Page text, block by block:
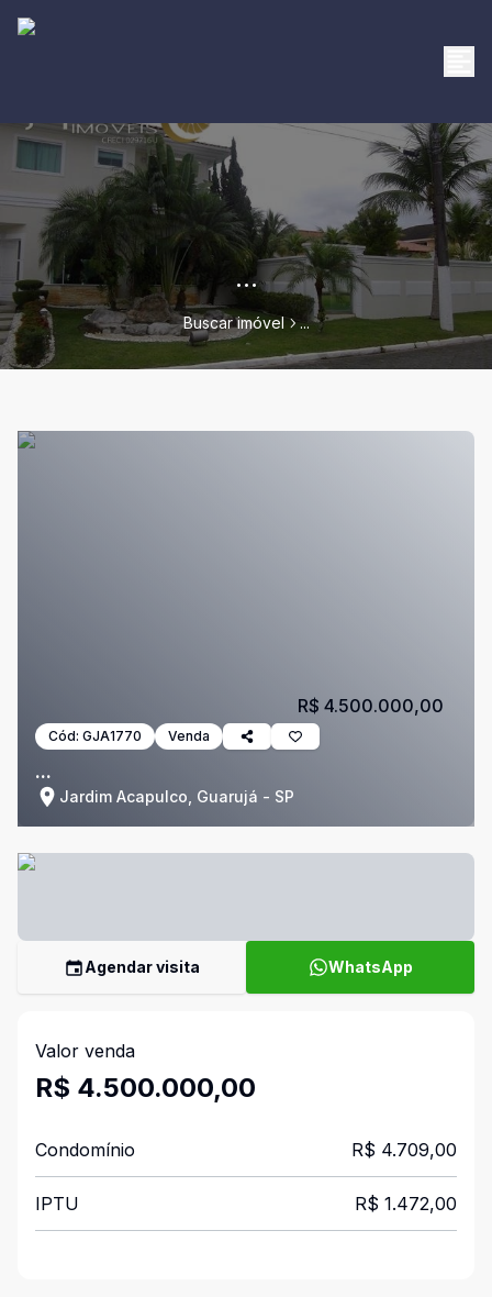
...
Buscar imóvel ...
Cód: GJA1770 Venda
...
Jardim Acapulco, Guarujá - SP
R$ 4.500.000,00
Agendar visita WhatsApp
Valor venda
R$ 4.500.000,00
Condomínio R$ 4.709,00
IPTU R$ 1.472,00